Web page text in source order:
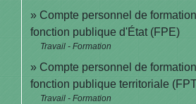
Compte personnel de
fonction publique d'État (FPE)
Travail - Formation
Compte personnel de
fonction publique territoriale
Travail - Formation